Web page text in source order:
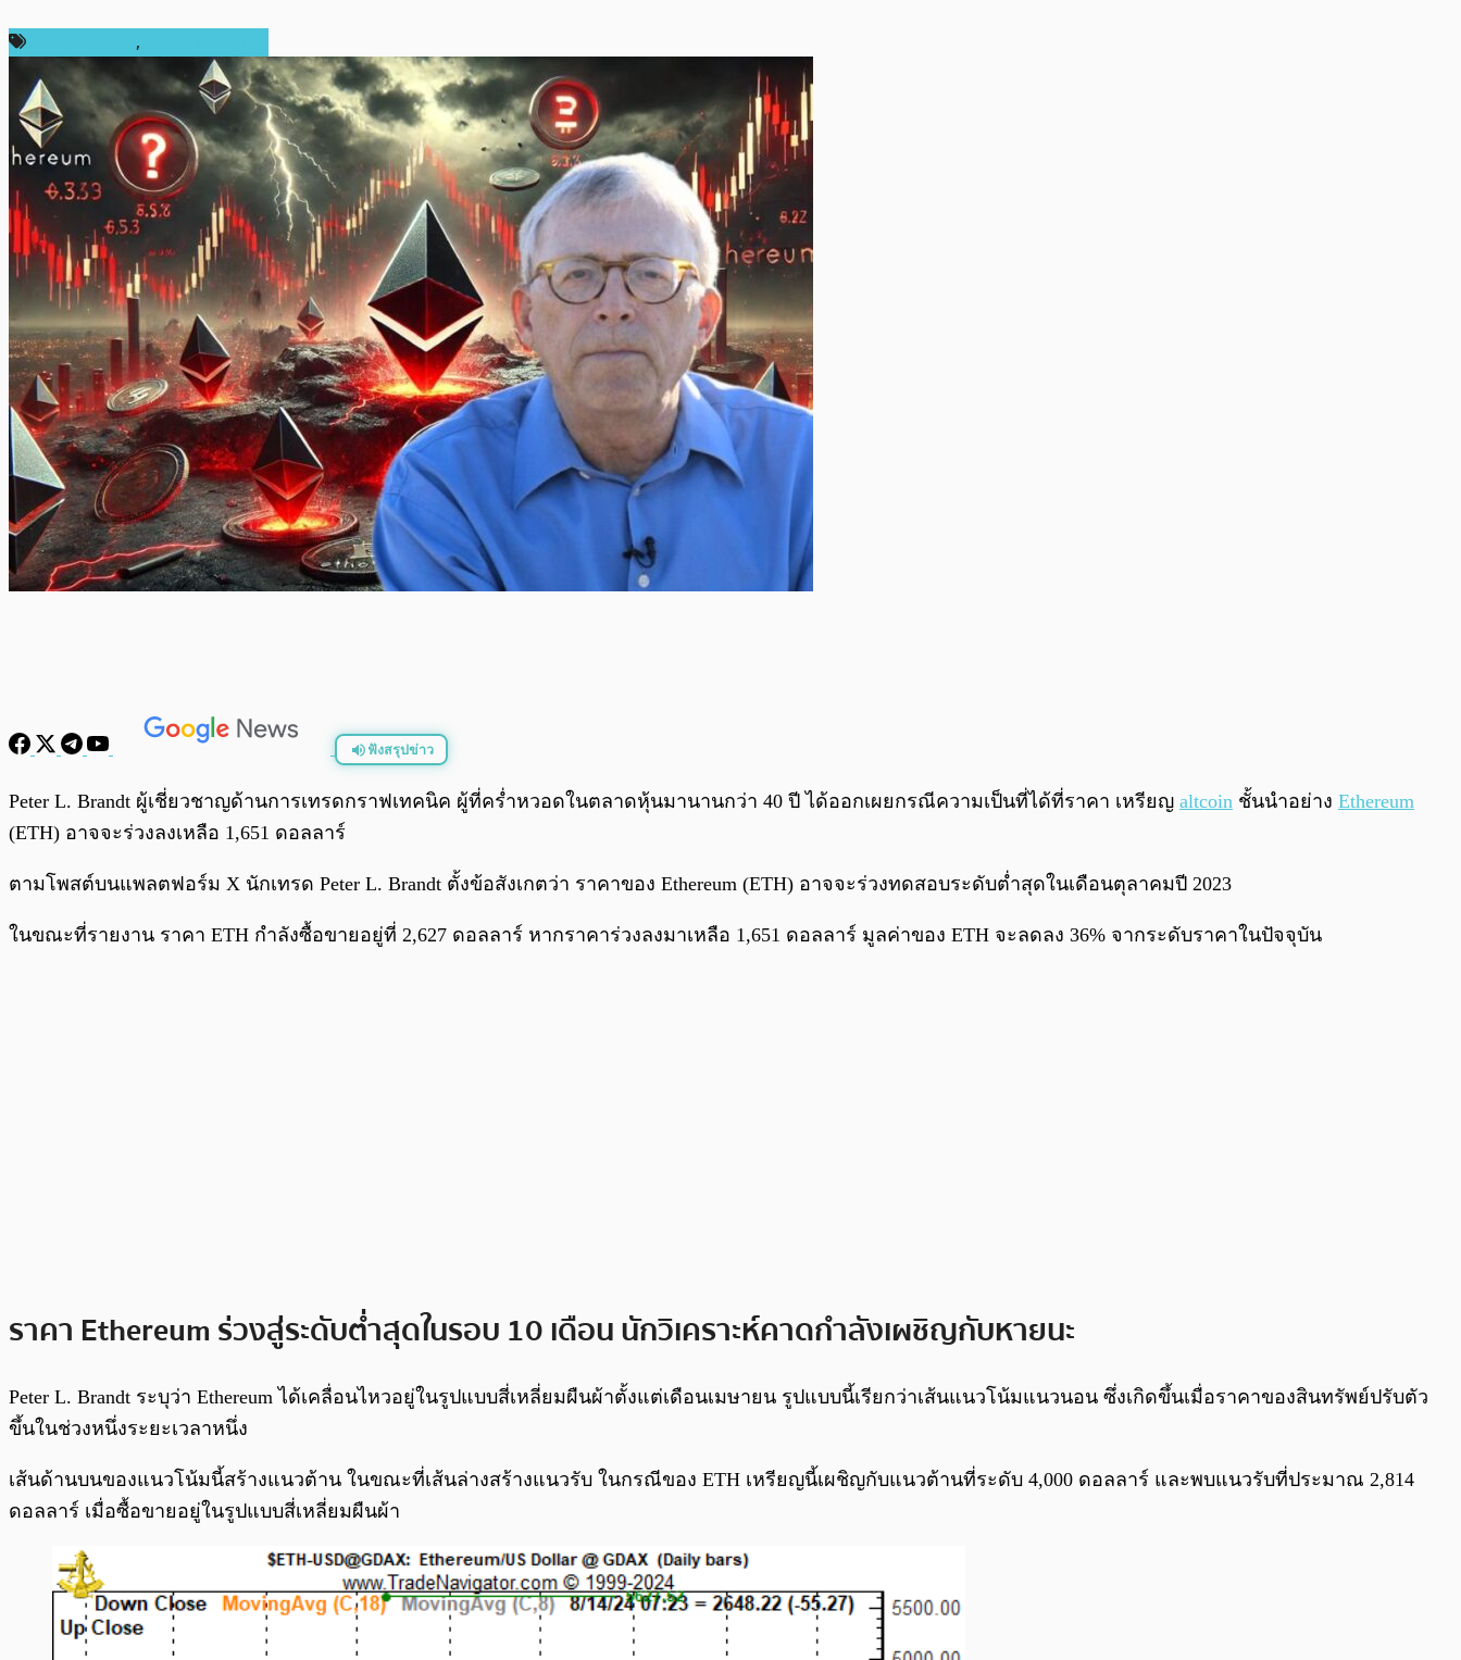
,
ฟังสรุปข่าว
พร้อมเล่น 0:00 / 0:00
Peter L. Brandt ผู้เชี่ยวชาญด้านการเทรดกราฟเทคนิค ผู้ที่คร่ำหวอดในตลาดหุ้นมานานกว่า 40 ปี ได้ออกเผยกรณีความเป็นที่ได้ที่ราคา เหรียญ altcoin ชั้นนำอย่าง Ethereum
(ETH) อาจจะร่วงลงเหลือ 1,651 ดอลลาร์
ตามโพสต์บนแพลตฟอร์ม X นักเทรด Peter L. Brandt ตั้งข้อสังเกตว่า ราคาของ Ethereum (ETH) อาจจะร่วงทดสอบระดับต่ำสุดในเดือนตุลาคมปี 2023
ในขณะที่รายงาน ราคา ETH กำลังซื้อขายอยู่ที่ 2,627 ดอลลาร์ หากราคาร่วงลงมาเหลือ 1,651 ดอลลาร์ มูลค่าของ ETH จะลดลง 36% จากระดับราคาในปัจจุบัน
ราคา Ethereum ร่วงสู่ระดับต่ำสุดในรอบ 10 เดือน นักวิเคราะห์คาดกำลังเผชิญกับหายนะ
Peter L. Brandt ระบุว่า Ethereum ได้เคลื่อนไหวอยู่ในรูปแบบสี่เหลี่ยมผืนผ้าตั้งแต่เดือนเมษายน รูปแบบนี้เรียกว่าเส้นแนวโน้มแนวนอน ซึ่งเกิดขึ้นเมื่อราคาของสินทรัพย์ปรับตัว
ขึ้นในช่วงหนึ่งระยะเวลาหนึ่ง
เส้นด้านบนของแนวโน้มนี้สร้างแนวต้าน ในขณะที่เส้นล่างสร้างแนวรับ ในกรณีของ ETH เหรียญนี้เผชิญกับแนวต้านที่ระดับ 4,000 ดอลลาร์ และพบแนวรับที่ประมาณ 2,814
ดอลลาร์ เมื่อซื้อขายอยู่ในรูปแบบสี่เหลี่ยมผืนผ้า